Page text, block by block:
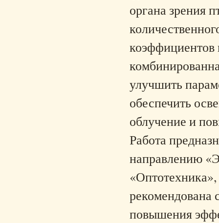
органа зрения
коэффициентов
улучшить
обеспечить
облучение и
Работа
направлению
повышения